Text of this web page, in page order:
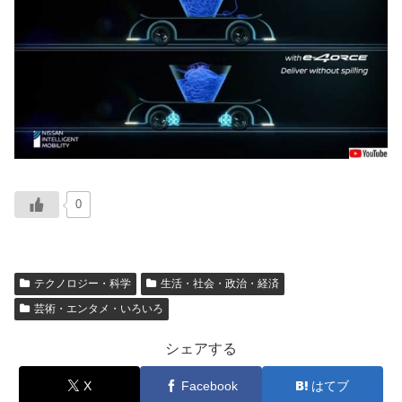
0
テクノロジー・科学
生活・社会・政治・経済
芸術・エンタメ・いろいろ
シェアする
X Facebook はてブ